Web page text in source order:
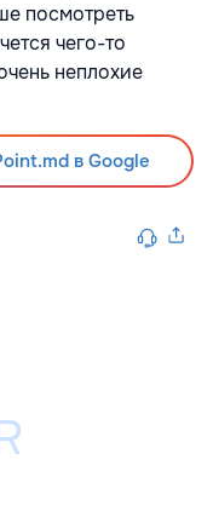
посмотреть
чего-то
неплохие
в Google